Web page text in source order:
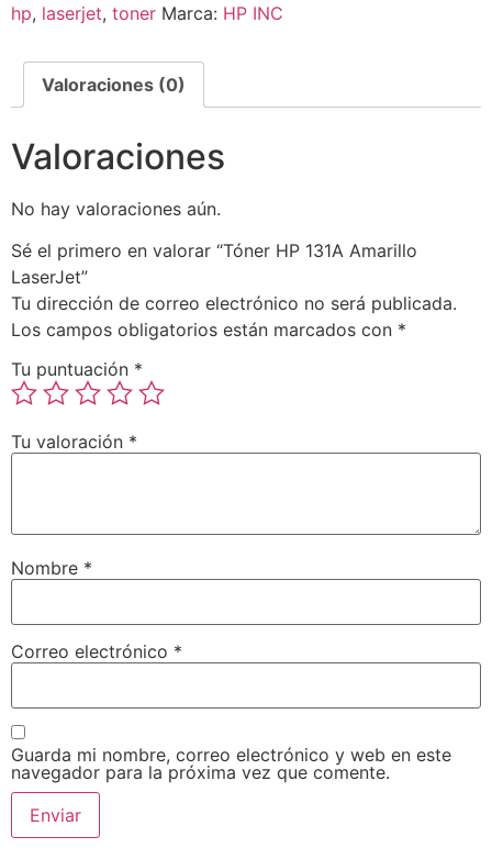
hp, laserjet, toner Marca: HP INC
Valoraciones (0)
Valoraciones
No hay valoraciones aún.
Sé el primero en valorar “Tóner HP 131A Amarillo
LaserJet”
Tu dirección de correo electrónico no será publicada.
Los campos obligatorios están marcados con *
Tu puntuación *
Tu valoración *
Nombre *
Correo electrónico *
Guarda mi nombre, correo electrónico y web en este
navegador para la próxima vez que comente.